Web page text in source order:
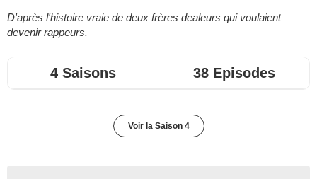
D'après l'histoire vraie de deux frères dealeurs qui voulaient
devenir rappeurs.
4 Saisons 38 Episodes
Voir la Saison 4